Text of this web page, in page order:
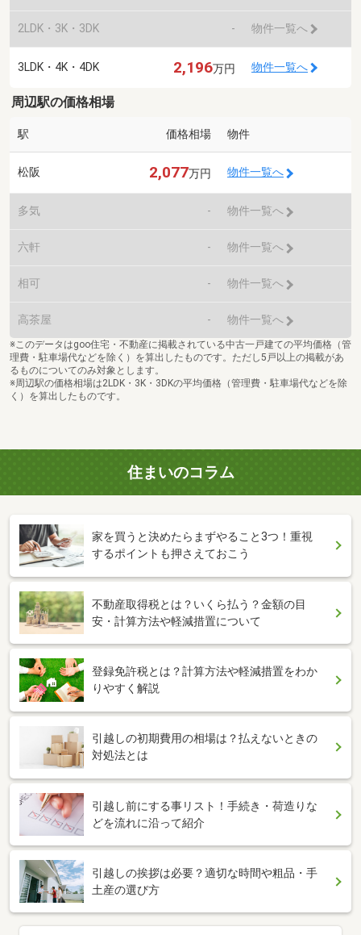
2LDK・3K・3DK - 物件一覧へ
3LDK・4K・4DK 2,196万円 物件一覧へ
周辺駅の価格相場
駅 価格相場 物件
松阪 2,077万円 物件一覧へ
多気 - 物件一覧へ
六軒 - 物件一覧へ
相可 - 物件一覧へ
高茶屋 - 物件一覧へ
※このデータはgoo住宅・不動産に掲載されている中古一戸建ての平均価格（管
理費・駐車場代などを除く）を算出したものです。ただし5戸以上の掲載があ
るものについてのみ対象とします。
※周辺駅の価格相場は2LDK・3K・3DKの平均価格（管理費・駐車場代などを除
く）を算出したものです。
住まいのコラム
家を買うと決めたらまずやること3つ！重視
するポイントも押さえておこう
不動産取得税とは？いくら払う？金額の目
安・計算方法や軽減措置について
登録免許税とは？計算方法や軽減措置をわか
りやすく解説
引越しの初期費用の相場は？払えないときの
対処法とは
引越し前にする事リスト！手続き・荷造りな
どを流れに沿って紹介
引越しの挨拶は必要？適切な時間や粗品・手
土産の選び方